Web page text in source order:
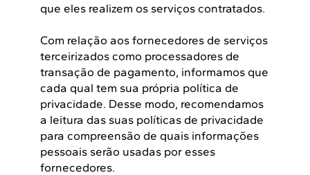
que eles realizem os serviços contratados.
Com relação aos fornecedores de serviços
terceirizados como processadores de
transação de pagamento, informamos que
cada qual tem sua própria política de
privacidade. Desse modo, recomendamos
a leitura das suas políticas de privacidade
para compreensão de quais informações
pessoais serão usadas por esses
fornecedores.